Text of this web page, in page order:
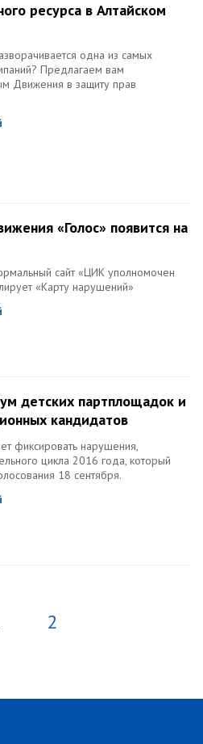
ресурса в Алтайском
одна из самых
Предлагаем вам
Движения в защиту прав
«Голос» появится на
сайт «ЦИК уполномочен
«Карту нарушений»
детских партплощадок и
кандидатов
фиксировать нарушения,
цикла 2016 года, который
18 сентября.
2